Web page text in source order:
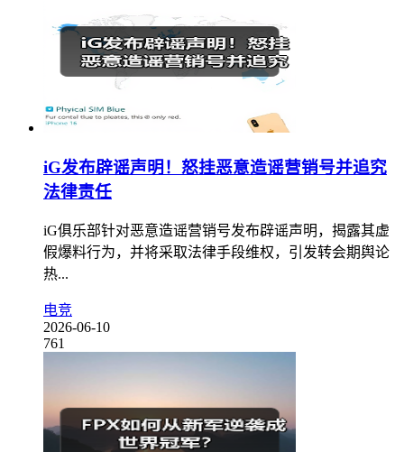
iG发布辟谣声明！怒挂恶意造谣营销号并追究
法律责任
iG俱乐部针对恶意造谣营销号发布辟谣声明，揭露其虚
假爆料行为，并将采取法律手段维权，引发转会期舆论
热...
电竞
2026-06-10
761